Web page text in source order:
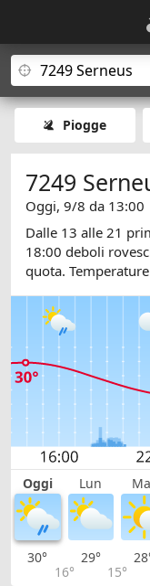
Piogge
7249
Oggi, 9/8 da 13:00
Dalle 13 alle 21
18:00 deboli
quota.
Oggi Lun
30°
16°
29°
15°